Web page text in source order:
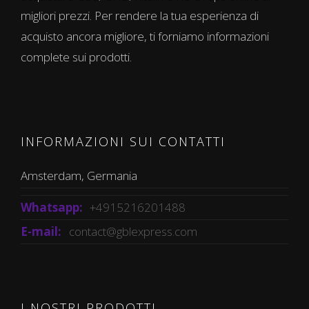
migliori prezzi. Per rendere la tua esperienza di
acquisto ancora migliore, ti forniamo informazioni
complete sui prodotti.
INFORMAZIONI SUI CONTATTI
Amsterdam, Germania
Whatsapp: +4915216201488
E-mail: contact@gblexpress.com